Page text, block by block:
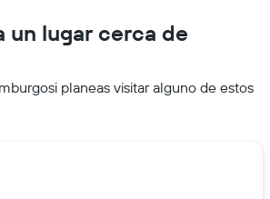
un lugar cerca de
planeas visitar alguno de estos